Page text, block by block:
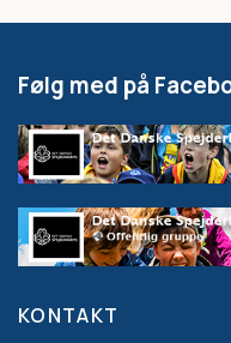
Følg med på
KONTAKT